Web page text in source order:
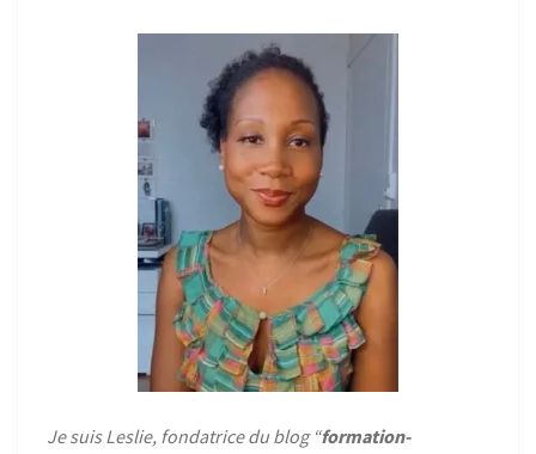
Je suis Leslie, fondatrice du blog “formation-